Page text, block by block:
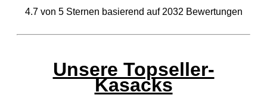
4.7von 5Sternen basierend auf 2032 Bewertungen
Unsere Topseller-
Kasacks